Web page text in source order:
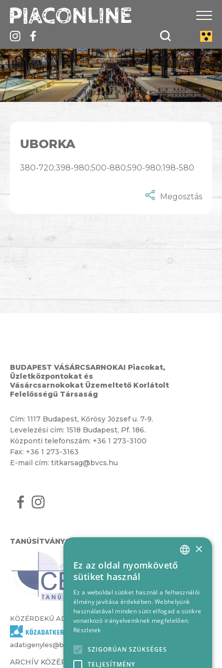
UBORKA
380-720;398-980;500-880;590-980;198-580
Megosztás
BUDAPEST VÁSÁRCSARNOKAI Piacokat,
Üzletközpontokat és
Vásárcsarnokokat Üzemeltető Korlátolt
Felelősségű Társaság
Cím: 1117 Budapest, Kőrösy József u. 7-9.
Levelezési cím: 1518 Budapest, Pf. 186.
Központi telefonszám: +36 1 273-3100
Fax: +36 1 273-3163
E-mail cím: titkarsag@bvcs.hu
TANÚSÍTVÁNYOK
KÖZÉRDEKŰ ADATOK
adatigenyles@bvcs.hu
ARCHÍV KÖZÉRDEKŰ ADATOK –
HUNGARIAN
×
Ez az oldal nyomkövető
sütiket használ
Ez a weboldal sütiket használ a felhasználói
élmény javítása érdekében. Webhelyünk
használatával minden sütit elfogad a sütikre
vonatkozó irányelveinknek megfelelően.
Részletek
SZIGORÚAN SZÜKSÉGES
TELJESÍTMÉNY